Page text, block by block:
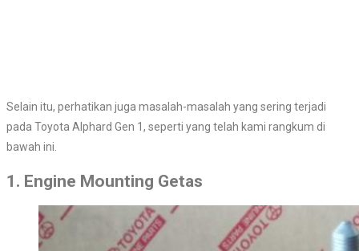
Selain itu, perhatikan juga masalah-masalah yang sering terjadi
pada Toyota Alphard Gen 1, seperti yang telah kami rangkum di
bawah ini.
1. Engine Mounting Getas